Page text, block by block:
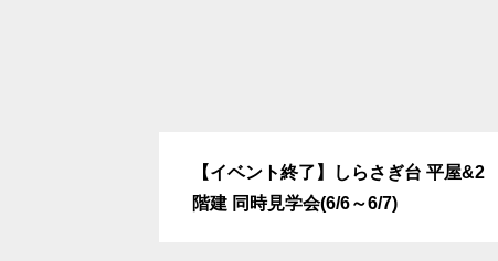
【イベント終了】しらさぎ台 平屋&2
階建 同時見学会(6/6～6/7)